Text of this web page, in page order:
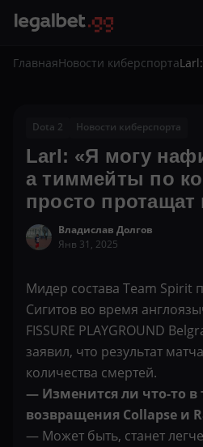
ГлавнаяНовости киберспорта
Dota 2 Новости киберспорта
Larl: «Я могу
а тиммейты по
просто протащат
Владислав Долгов
Янв 31, 2025
Мидер состава Team Spirit
Сигитов во время
FISSURE PLAYGROUND
заявил, что результат
количества смертей.
— Изменится ли что-то в
возвращения Collapse и
— Может быть, станет